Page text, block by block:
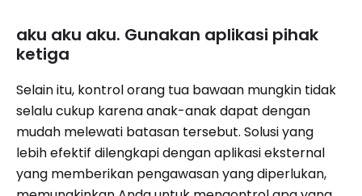
aku aku aku. Gunakan aplikasi pihak
ketiga
Selain itu, kontrol orang tua bawaan mungkin tidak
selalu cukup karena anak-anak dapat dengan
mudah melewati batasan tersebut. Solusi yang
lebih efektif dilengkapi dengan aplikasi eksternal
yang memberikan pengawasan yang diperlukan,